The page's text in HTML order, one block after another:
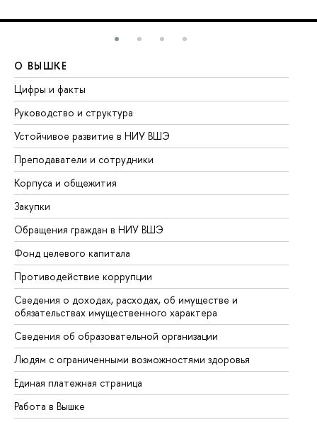
О ВЫШКЕ
Цифры и факты
Руководство и структура
Устойчивое развитие в НИУ ВШЭ
Преподаватели и сотрудники
Корпуса и общежития
Закупки
Обращения граждан в НИУ ВШЭ
Фонд целевого капитала
Противодействие коррупции
Сведения о доходах, расходах, об имуществе и
обязательствах имущественного характера
Сведения об образовательной организации
Людям с ограниченными возможностями здоровья
Единая платежная страница
Работа в Вышке